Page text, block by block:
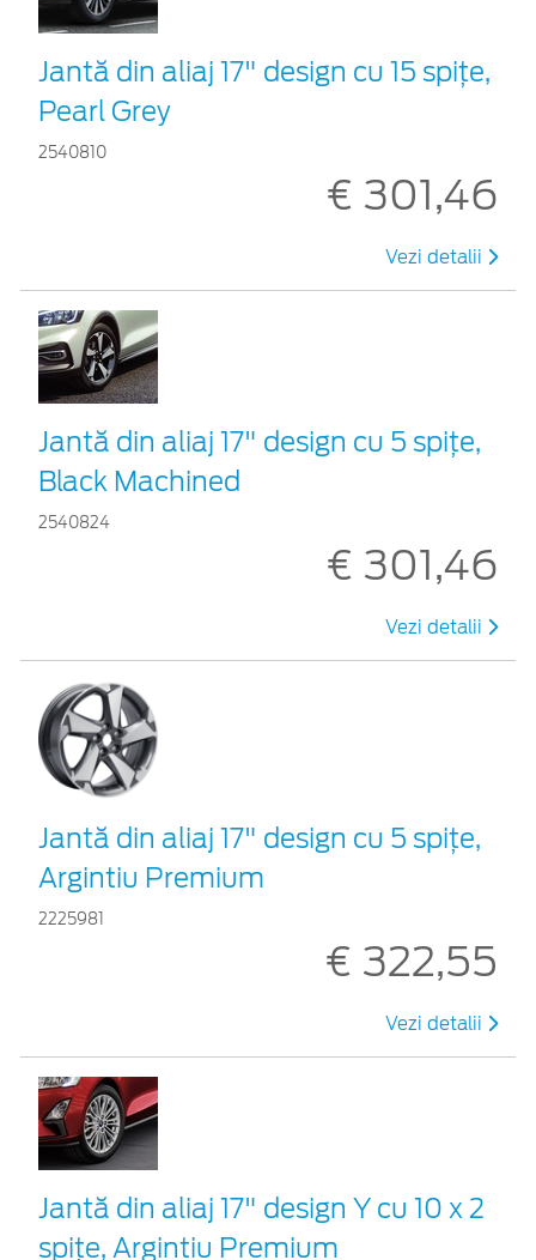
Jantă din aliaj 17" design cu 15 spițe,
Pearl Grey
2540810
€ 301,46
Vezi detalii
Jantă din aliaj 17" design cu 5 spiţe,
Black Machined
2540824
€ 301,46
Vezi detalii
Jantă din aliaj 17" design cu 5 spițe,
Argintiu Premium
2225981
€ 322,55
Vezi detalii
Jantă din aliaj 17" design Y cu 10 x 2
spițe, Argintiu Premium